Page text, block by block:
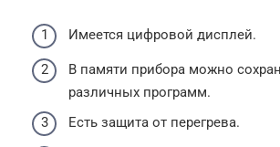
Имеется цифровой дисплей.
В памяти прибора можно
различных программ.
Есть защита от перегрева.